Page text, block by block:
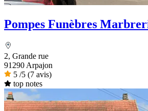
Pompes Funèbres
2, Grande rue
91290 Arpajon
5 /5 (7 avis)
top notes